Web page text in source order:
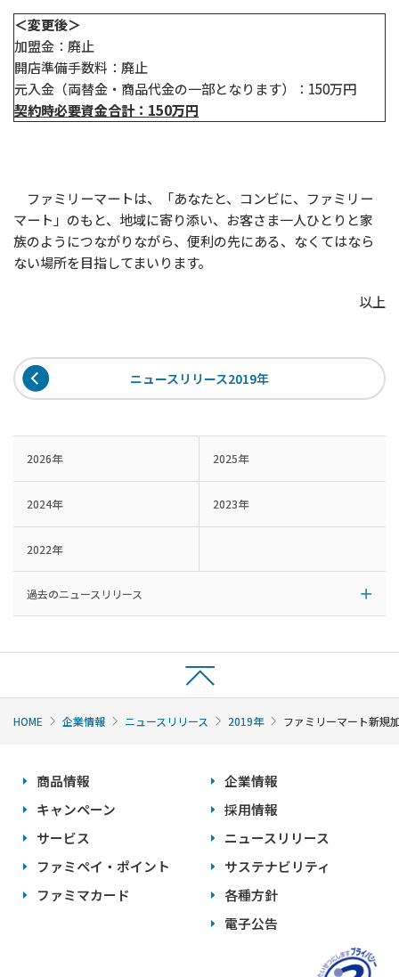
＜変更後＞
加盟金：廃止
開店準備手数料：廃止
元入金（両替金・商品代金の一部となります）：150万円
契約時必要資金合計：150万円
ファミリーマートは、「あなたと、コンビに、ファミリー
マート」のもと、地域に寄り添い、お客さま一人ひとりと家
族のようにつながりながら、便利の先にある、なくてはなら
ない場所を目指してまいります。
以上
ニュースリリース2019年
2026年 2025年
2024年 2023年
2022年
過去のニュースリリース
HOME 企業情報 ニュースリリース 2019年 ファミリーマート新規
商品情報
キャンペーン
サービス
ファミペイ・ポイント
ファミマカード
企業情報
採用情報
ニュースリリース
サステナビリティ
各種方針
電子公告